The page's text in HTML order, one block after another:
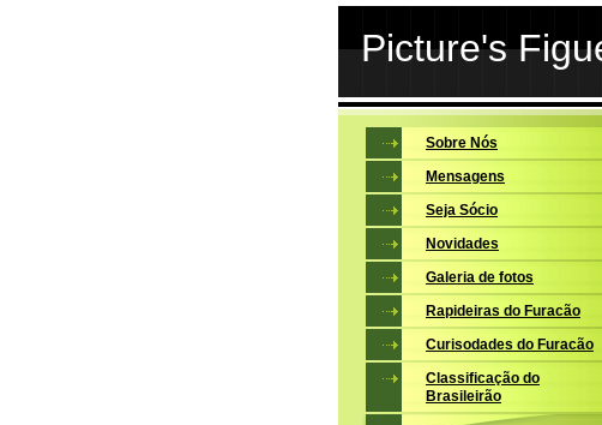
Picture's
Sobre Nós
Mensagens
Seja Sócio
Novidades
Galeria de fotos
Rapideiras do Furacão
Curisodades do Furacão
Classificação do
Brasileirão